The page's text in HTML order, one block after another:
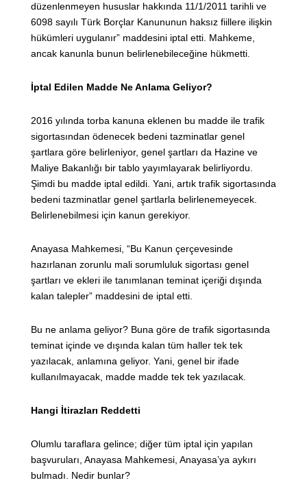
düzenlenmeyen hususlar hakkında 11/1/2011 tarihli ve
6098 sayılı Türk Borçlar Kanununun haksız fiillere ilişkin
hükümleri uygulanır” maddesini iptal etti. Mahkeme,
ancak kanunla bunun belirlenebileceğine hükmetti.
İptal Edilen Madde Ne Anlama Geliyor?
2016 yılında torba kanuna eklenen bu madde ile trafik
sigortasından ödenecek bedeni tazminatlar genel
şartlara göre belirleniyor, genel şartları da Hazine ve
Maliye Bakanlığı bir tablo yayımlayarak belirliyordu.
Şimdi bu madde iptal edildi. Yani, artık trafik sigortasında
bedeni tazminatlar genel şartlarla belirlenemeyecek.
Belirlenebilmesi için kanun gerekiyor.
Anayasa Mahkemesi, “Bu Kanun çerçevesinde
hazırlanan zorunlu mali sorumluluk sigortası genel
şartları ve ekleri ile tanımlanan teminat içeriği dışında
kalan talepler” maddesini de iptal etti.
Bu ne anlama geliyor? Buna göre de trafik sigortasında
teminat içinde ve dışında kalan tüm haller tek tek
yazılacak, anlamına geliyor. Yani, genel bir ifade
kullanılmayacak, madde madde tek tek yazılacak.
Hangi İtirazları Reddetti
Olumlu taraflara gelince; diğer tüm iptal için yapılan
başvuruları, Anayasa Mahkemesi, Anayasa’ya aykırı
bulmadı. Nedir bunlar?